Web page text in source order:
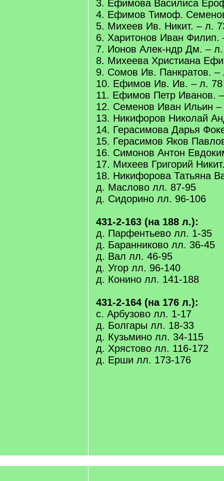
3. Ефимова Василиса
4. Ефимов Тимоф.
5. Михеев Ив. Никит. – л.
6. Харитонов Иван Филип.
7. Ионов Алек-ндр Дм. –
8. Михеева Христиана
9. Сомов Ив. Панкратов. –
10. Ефимов Ив. Ив. – л. 78
11. Ефимов Петр Иванов.
12. Семенов Иван Ильин –
13. Никифоров Николай
14. Герасимова Дарья
15. Герасимов Яков
16. Симонов Антон
17. Михеев Григорий
18. Никифорова Татьяна
д. Маслово лл. 87-95
д. Сидорино лл. 96-106
431-2-163 (на 188 л.):
д. Парфентьево лл. 1-35
д. Баранниково лл. 36-45
д. Вал лл. 46-95
д. Угор лл. 96-140
д. Конино лл. 141-188
431-2-164 (на 176 л.):
с. Арбузово лл. 1-17
д. Болгары лл. 18-33
д. Кузьмино лл. 34-115
д. Хрястово лл. 116-172
д. Ерши лл. 173-176